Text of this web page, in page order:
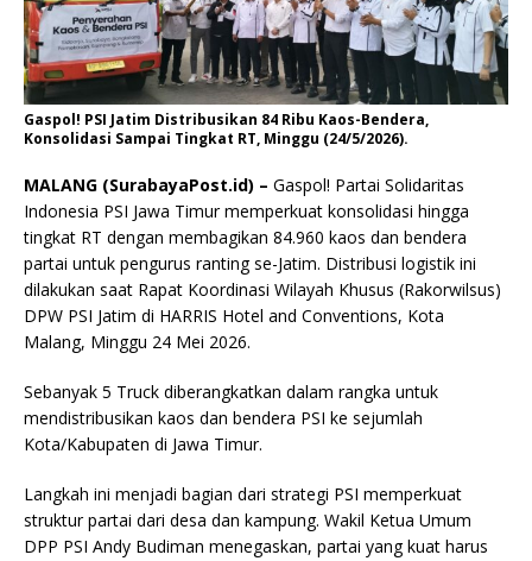
Gaspol! PSI Jatim Distribusikan 84 Ribu Kaos-Bendera,
Konsolidasi Sampai Tingkat RT, Minggu (24/5/2026).
MALANG (SurabayaPost.id) – Gaspol! Partai Solidaritas
Indonesia PSI Jawa Timur memperkuat konsolidasi hingga
tingkat RT dengan membagikan 84.960 kaos dan bendera
partai untuk pengurus ranting se-Jatim. Distribusi logistik ini
dilakukan saat Rapat Koordinasi Wilayah Khusus (Rakorwilsus)
DPW PSI Jatim di HARRIS Hotel and Conventions, Kota
Malang, Minggu 24 Mei 2026.
Sebanyak 5 Truck diberangkatkan dalam rangka untuk
mendistribusikan kaos dan bendera PSI ke sejumlah
Kota/Kabupaten di Jawa Timur.
Langkah ini menjadi bagian dari strategi PSI memperkuat
struktur partai dari desa dan kampung. Wakil Ketua Umum
DPP PSI Andy Budiman menegaskan, partai yang kuat harus